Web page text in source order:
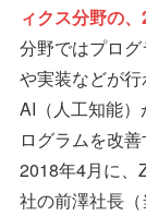
ィクス分野の
分野ではプロ
や実装などが
AI（人工知能
ログラムを改
2018年4月に、
社の前澤社長（